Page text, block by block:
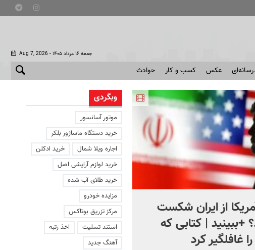
Aug 7, 2026 - جمعه ۱۶ مرداد ۱۴۰۵
عکس کسب و کار حوادث
از ایران شکست
+ببینید | کتابی که
غافلگیر کرد
استقبال از اردوغان در
عربستان + فیلم
وبگردی
موتور آسانسور
خرید دستگاه ماساژور بلکر
اجاره ویلا شمال
خرید ادکلن
خرید لوازم آرایشی اصل
خرید طلای آب شده
مزایده خودرو
مرکز تزریق بوتاکس
استند تسلیت
اخذ رتبه
آهنگ جدید